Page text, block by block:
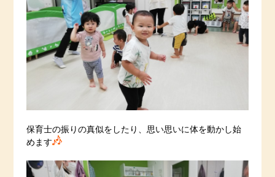
保育士の振りの真似をしたり、思い思いに体を動かし始
めます